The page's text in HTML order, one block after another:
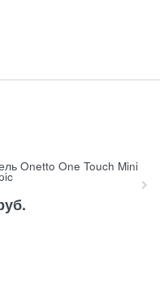
Onetto One Touch Mini